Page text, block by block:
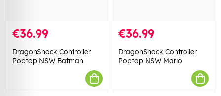
€36.99
DragonShock Controller
Poptop NSW Batman
€36.99
DragonShock Controller
Poptop NSW Mario